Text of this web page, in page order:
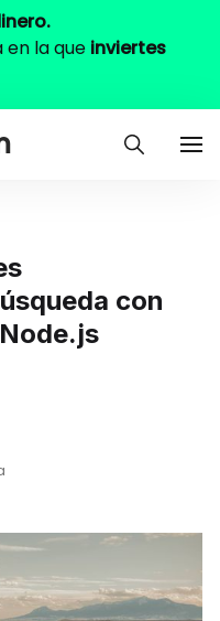
la que inviertes
con